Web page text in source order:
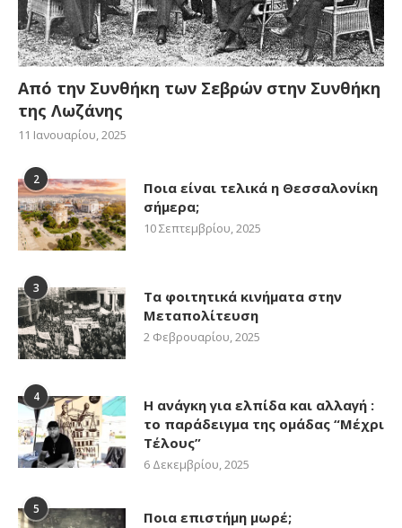
Από την Συνθήκη των Σεβρών στην Συνθήκη
της Λωζάνης
11 Ιανουαρίου, 2025
2
Ποια είναι τελικά η Θεσσαλονίκη
σήμερα;
10 Σεπτεμβρίου, 2025
3
Τα φοιτητικά κινήματα στην
Μεταπολίτευση
2 Φεβρουαρίου, 2025
4
Η ανάγκη για ελπίδα και αλλαγή :
το παράδειγμα της ομάδας “Μέχρι
Τέλους”
6 Δεκεμβρίου, 2025
5 Ποια επιστήμη μωρέ;